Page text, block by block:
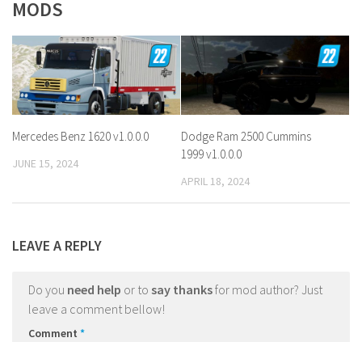
MODS
Mercedes Benz 1620 v1.0.0.0
JUNE 15, 2024
Dodge Ram 2500 Cummins
1999 v1.0.0.0
APRIL 18, 2024
LEAVE A REPLY
Do you need help or to say thanksfor mod author? Just
leave a comment bellow!
Comment *